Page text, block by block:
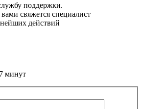
поддержки.
свяжется специалист
действий
минут